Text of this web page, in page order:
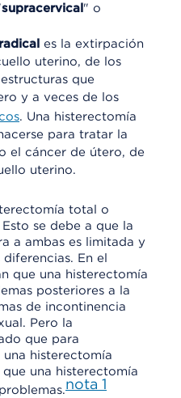
supracervical" o
es la extirpación
uterino, de los
que
y a veces de los
. Una histerectomía
para tratar la
el cáncer de útero, de
uterino.
total o
se debe a que la
a ambas es limitada y
En el
que una histerectomía
posteriores a la
de incontinencia
Pero la
que para
histerectomía
una histerectomía
nota 1